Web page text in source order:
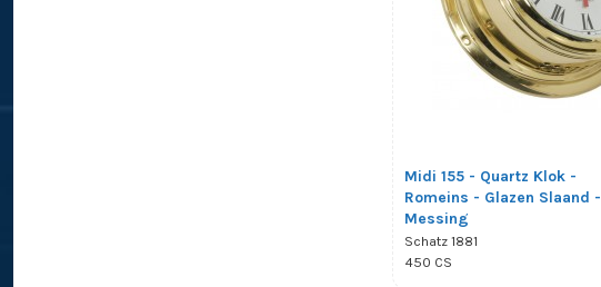
Midi 155 - Quartz Klok -
Romeins - Glazen Slaand -
Messing
Schatz 1881
450 CS